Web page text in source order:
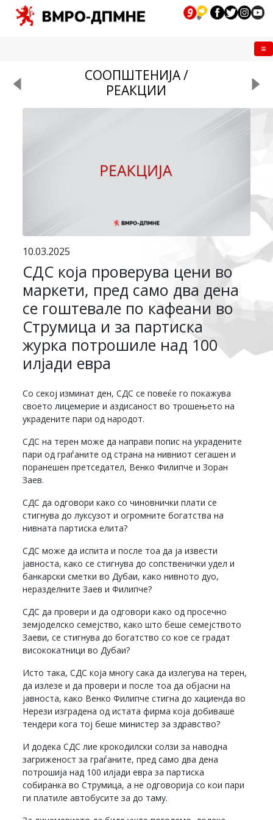
СООПШТЕНИЈА /
РЕАКЦИИ
10.03.2025
СДС која проверува цени во
маркети, пред само два дена
се гоштевале по кафеани во
Струмица и за партиска
журка потрошиле над 100
илјади евра
Со секој изминат ден, СДС се повеќе го покажува
своето лицемерие и аздисаност во трошењето на
украдените пари од народот.
СДС на терен може да направи попис на украдените
пари од граѓаните од страна на нивниот сегашен и
поранешен претседател, Венко Филипче и Зоран
Заев.
СДС да одговори како со чиновнички плати се
стигнува до луксузот и огромните богатства на
нивната партиска елита?
СДС може да испита и после тоа да ја извести
јавноста, како се стигнува до сопственички удел и
банкарски сметки во Дубаи, како нивното дуо,
неразделните Заев и Филипче?
СДС да провери и да одговори како од просечно
земјоделско семејство, како што беше семејството
Заеви, се стигнува до богатство со кое се градат
висококатници во Дубаи?
Исто така, СДС која многу сака да излегува на терен,
да излезе и да провери и после тоа да објасни на
јавноста, како Венко Филипче стигна до хациенда во
Нерези изградена од истата фирма која добиваше
тендери кога тој беше министер за здравство?
И додека СДС лие крокодилски солзи за наводна
загриженост за граѓаните, пред само два дена
потрошија над 100 илјади евра за партиска
собиранка во Струмица, а не одговорија со кои пари
ги платиле автобусите за до таму.